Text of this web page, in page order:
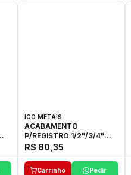
ICO METAIS
ACABAMENTO
P/REGISTRO 1/2"/3/4"
ACB CS ALV E ICO
R$ 80,35
Carrinho Pedir